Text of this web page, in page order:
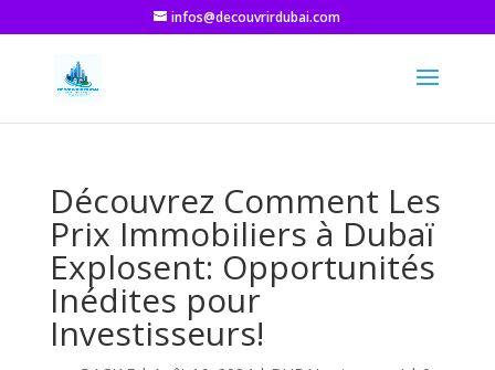
infos@decouvrirdubai.com
Découvrez Comment Les
Prix Immobiliers à Dubaï
Explosent: Opportunités
Inédites pour
Investisseurs!